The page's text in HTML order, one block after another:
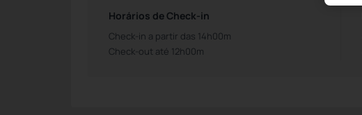
Horários de Check-in
Check-in a partir das 14h00m
Check-out até 12h00m